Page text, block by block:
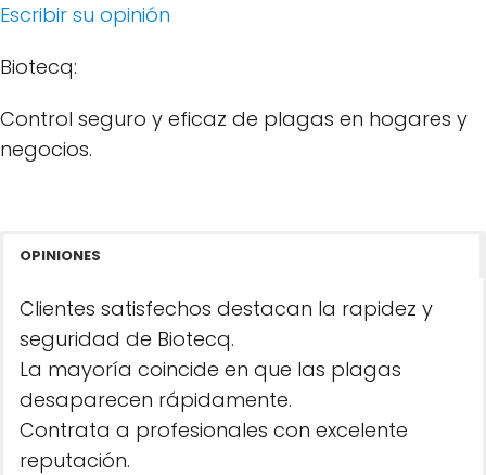
Escribir su opinión
Biotecq:
Control seguro y eficaz de plagas en hogares y
negocios.
OPINIONES
Clientes satisfechos destacan la rapidez y
seguridad de Biotecq.
La mayoría coincide en que las plagas
desaparecen rápidamente.
Contrata a profesionales con excelente
reputación.